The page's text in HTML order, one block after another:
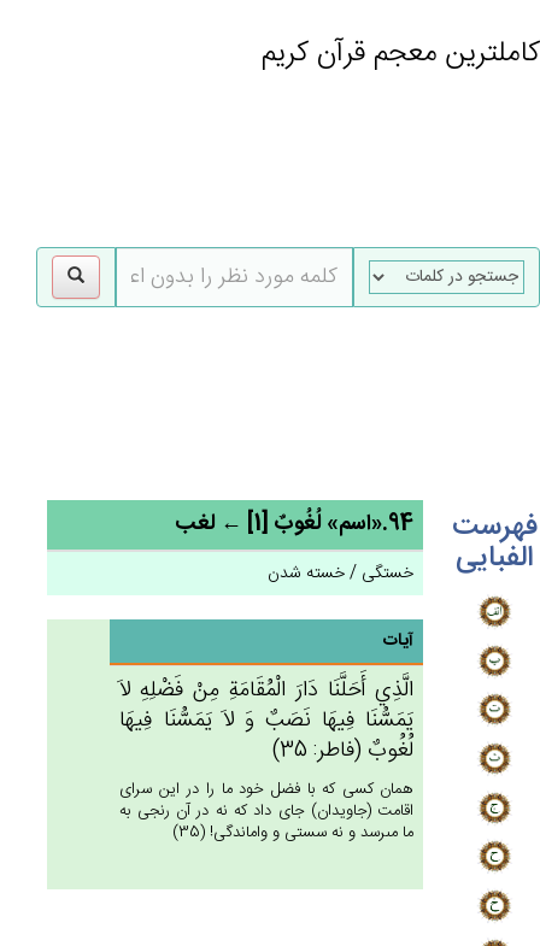
کاملترین معجم قرآن کریم
فهرست
الفبایی
94.«اسم» لُغُوب‌ٌ [1] ← لغب
خستگی / خسته شدن
آیات
الَّذِي‌ أَحَلَّنَا دَارَ الْمُقَامَة‌ِ مِنْ‌ فَضْلِه‌ِ لاَ
يَمَسُّنَا فِيهَا نَصَب‌ٌ وَ لاَ يَمَسُّنَا فِيهَا
لُغُوب‌ٌ (فاطر: 35)
همان كسى كه با فضل خود ما را در اين سراى
اقامت (جاويدان) جاى داد كه نه در آن رنجى به
ما مى‏رسد و نه سستى و واماندگى! (35)